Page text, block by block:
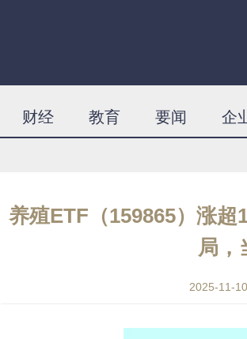
财经 教育 要闻 企
养殖ETF（159865）涨
局，
2025-11-